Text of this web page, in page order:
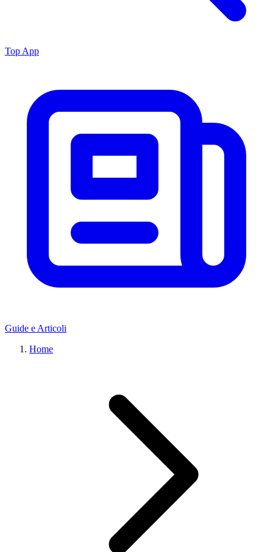
Top App
Guide e Articoli
Home